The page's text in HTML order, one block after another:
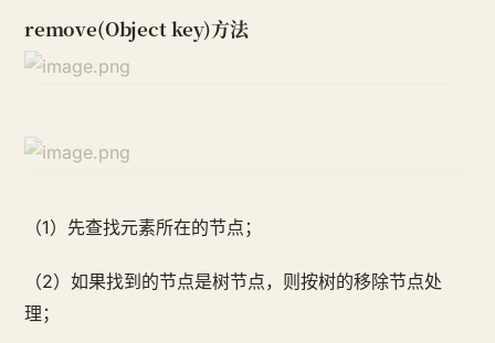
remove(Object key)方法
（1）先查找元素所在的节点；
（2）如果找到的节点是树节点，则按树的移除节点处
理；